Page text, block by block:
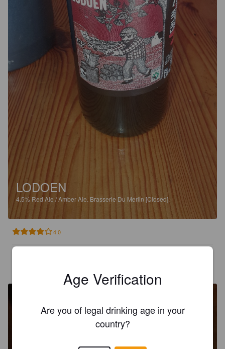
LODOEN
4.5% Red Ale / Amber Ale. Brasserie Du Merlin [Closed].
4.0
Age Verification
Are you of legal drinking age in your
country?